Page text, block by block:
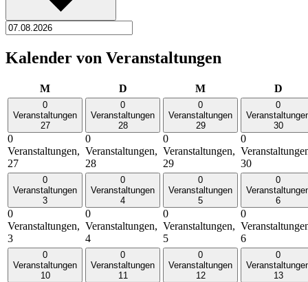
Kalender von Veranstaltungen
MMontag DDienstag MMittwoch D
0
Veranstaltungen
27
0
Veranstaltungen,
27
0
Veranstaltungen
28
0
Veranstaltungen,
28
0
Veranstaltungen
29
0
Veranstaltungen,
29
0
30
0
30
0
Veranstaltungen
3
0
Veranstaltungen,
3
0
Veranstaltungen
4
0
Veranstaltungen,
4
0
Veranstaltungen
5
0
Veranstaltungen,
5
0
6
0
6
0
Veranstaltungen
10
0
Veranstaltungen
11
0
Veranstaltungen
12
0
13